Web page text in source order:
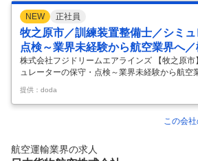
NEW 正社員
牧之原市／訓練装置整備士／シミュ
点検～業界未経験から航空業界へ
す
株式会社フジドリームエアラインズ 【牧之原市
ュレーターの保守・点検～業界未経験から航空
かす 【仕事内容】 【牧之原市】訓練装置整備
守・点検～業界未経験から航空業界へ／機電系
仕事内容】 【業界未経験歓迎！機電系の知見
を支える／最新鋭シミュレーターの維持管理
ェット機で地方都市間を結ぶ航空会社です。訓
原市）に設置された各種訓練装置（フルフライ
提供：doda
この会
航空運輸業界の求人